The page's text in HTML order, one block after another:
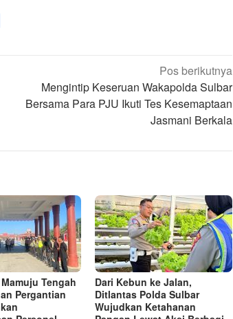
Pos berikutnya
Mengintip Keseruan Wakapolda Sulbar
Bersama Para PJU Ikuti Tes Kesemaptaan
Jasmani Berkala
Tengah
Pergantian
Dari Kebun ke Jalan,
Ditlantas Polda Sulbar
Wujudkan Ketahanan